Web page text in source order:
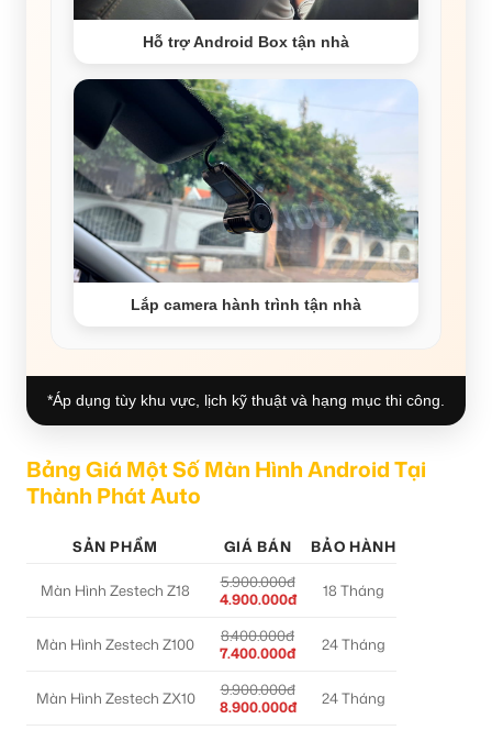
Hỗ trợ Android Box tận nhà
Lắp camera hành trình tận nhà
*Áp dụng tùy khu vực, lịch kỹ thuật và hạng mục thi công.
Bảng Giá Một Số Màn Hình Android Tại
Thành Phát Auto
SẢN PHẨM GIÁ BÁN BẢO HÀNH
Màn Hình Zestech Z18
5.900.000đ
4.900.000đ
18 Tháng
Màn Hình Zestech Z100
8.400.000đ
7.400.000đ
24 Tháng
Màn Hình Zestech ZX10
9.900.000đ
8.900.000đ
24 Tháng